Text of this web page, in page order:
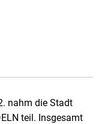
nahm die Stadt
teil. Insgesamt